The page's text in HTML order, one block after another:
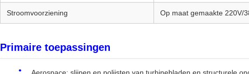
Stroomvoorziening Op maat gemaakte 220V/
Primaire toepassingen